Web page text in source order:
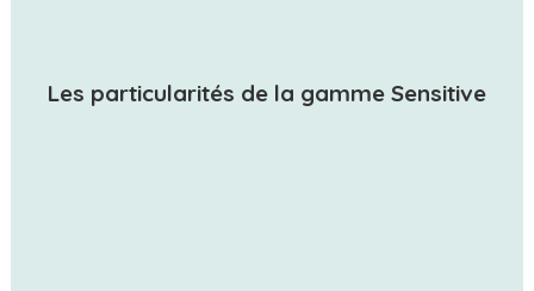
Les particularités de la gamme Sensitive